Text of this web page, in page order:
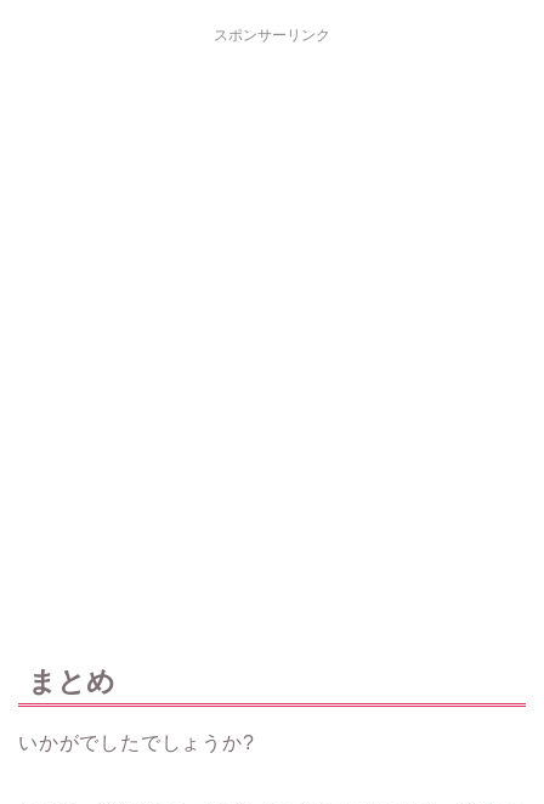
スポンサーリンク
まとめ
いかがでしたでしょうか?